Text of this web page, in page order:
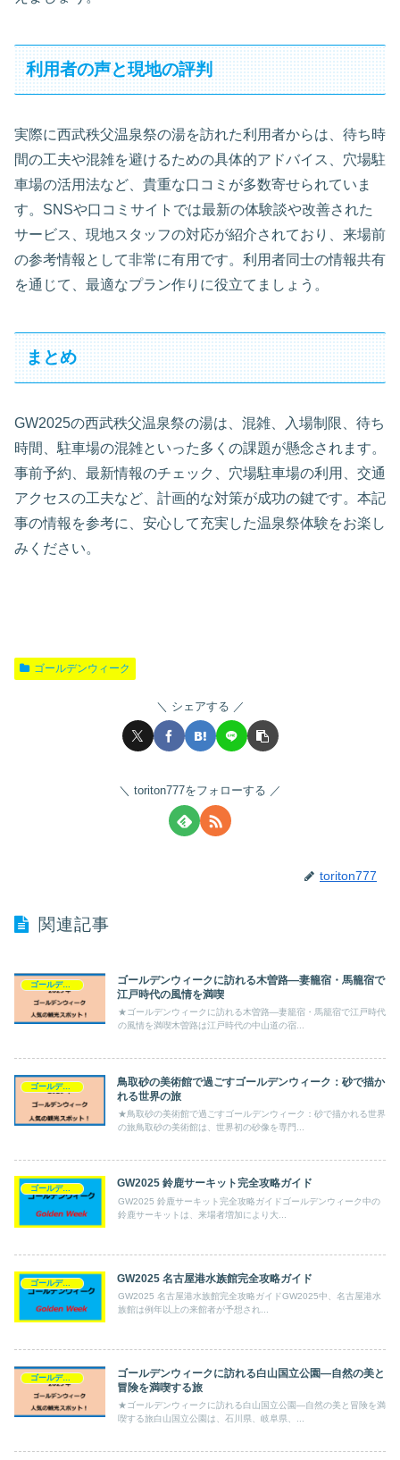
利用者の声と現地の評判
実際に西武秩父温泉祭の湯を訪れた利用者からは、待ち時
間の工夫や混雑を避けるための具体的アドバイス、穴場駐
車場の活用法など、貴重な口コミが多数寄せられていま
す。SNSや口コミサイトでは最新の体験談や改善された
サービス、現地スタッフの対応が紹介されており、来場前
の参考情報として非常に有用です。利用者同士の情報共有
を通じて、最適なプラン作りに役立てましょう。
まとめ
GW2025の西武秩父温泉祭の湯は、混雑、入場制限、待ち
時間、駐車場の混雑といった多くの課題が懸念されます。
事前予約、最新情報のチェック、穴場駐車場の利用、交通
アクセスの工夫など、計画的な対策が成功の鍵です。本記
事の情報を参考に、安心して充実した温泉祭体験をお楽し
みください。
ゴールデンウィーク
シェアする
toriton777をフォローする
toriton777
関連記事
ゴールデンウィーク
ゴールデンウィークに訪れる木曽路—妻籠宿・馬籠宿で
江戸時代の風情を満喫
★ゴールデンウィークに訪れる木曽路—妻籠宿・馬籠宿で江戸時代
の風情を満喫木曽路は江戸時代の中山道の宿...
ゴールデンウィーク
鳥取砂の美術館で過ごすゴールデンウィーク：砂で描か
れる世界の旅
★鳥取砂の美術館で過ごすゴールデンウィーク：砂で描かれる世界
の旅鳥取砂の美術館は、世界初の砂像を専門...
ゴールデンウィーク GW2025 鈴鹿サーキット完全攻略ガイド
GW2025 鈴鹿サーキット完全攻略ガイドゴールデンウィーク中の
鈴鹿サーキットは、来場者増加により大...
ゴールデンウィーク GW2025 名古屋港水族館完全攻略ガイド
GW2025 名古屋港水族館完全攻略ガイドGW2025中、名古屋港水
族館は例年以上の来館者が予想され...
ゴールデンウィーク
ゴールデンウィークに訪れる白山国立公園—自然の美と
冒険を満喫する旅
★ゴールデンウィークに訪れる白山国立公園—自然の美と冒険を満
喫する旅白山国立公園は、石川県、岐阜県、...